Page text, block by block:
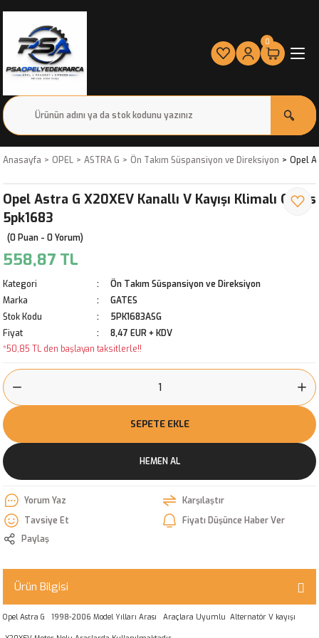
0
Anasayfa OPEL ASTRA G Ön Takım Süspansiyon ve Direksiyon Opel
Opel Astra G X20XEV Kanallı V Kayışı Klimalı Gates
5pk1683
(0 Puan - 0 Yorum)
558,87 TL
Kategori
Ön Takım Süspansiyon ve Direksiyon
Marka
GATES
Stok Kodu
5PK1683ASG
Fiyat
8,47 EUR + KDV
*50,85 TL den başlayan taksitlerle!!
SEPETE EKLE
HEMEN AL
Yorum Yaz
Karşılaştır
Tavsiye Et
Fiyatı Düşünce Haber Ver
Paylaş
Ürün Bilgisi
Opel Astra G 1998-2006 Model Yılları Arası Araçlara Uyumlu Alternatör V kayışı